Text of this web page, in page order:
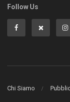
Follow Us
Chi Siamo